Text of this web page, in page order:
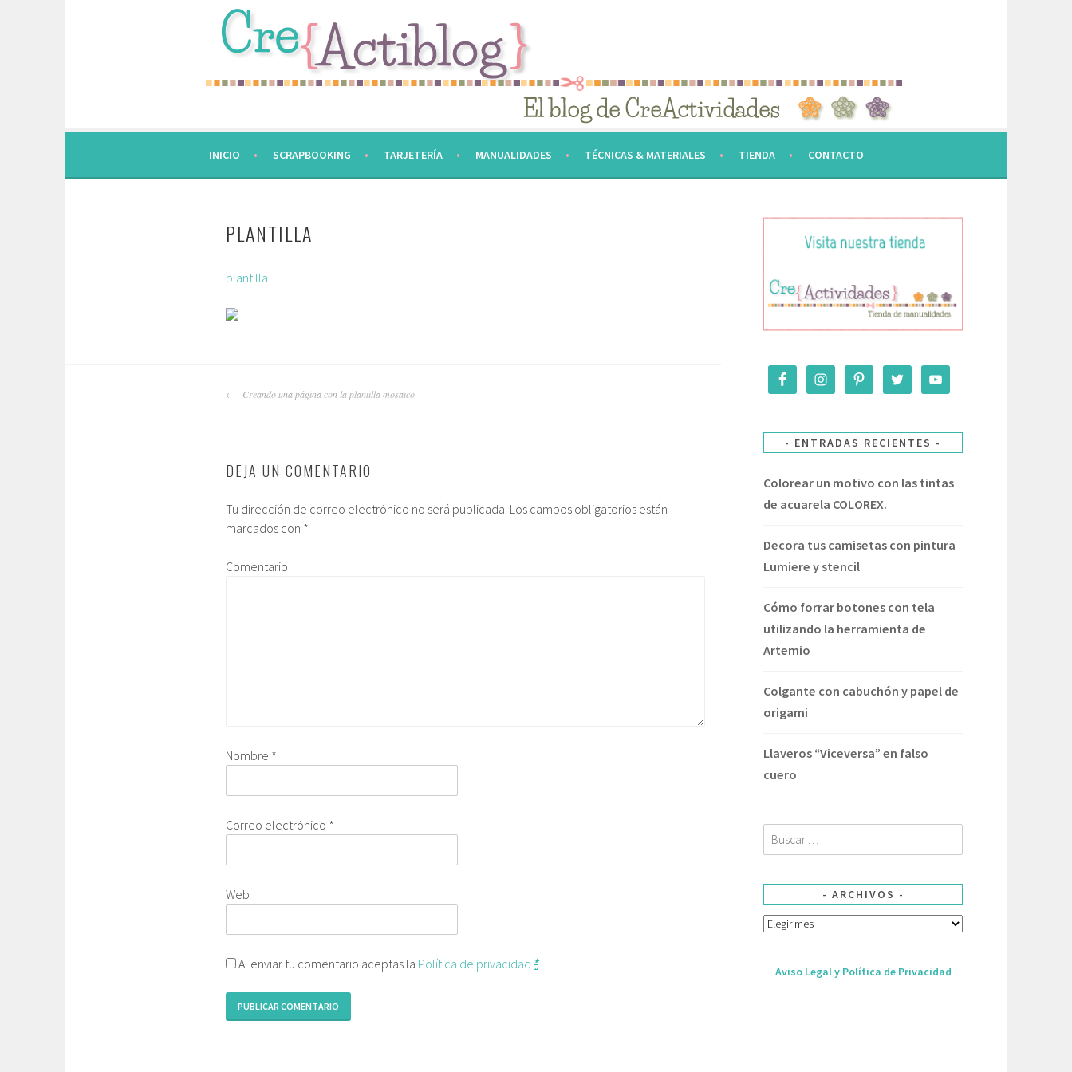
INICIO SCRAPBOOKING TARJETERÍA MANUALIDADES TÉCNICAS & MATERIALES TIENDA CONTACTO
PLANTILLA
plantilla
NAVEGADOR
Creando una página con la plantilla mosaico
DEJA UN COMENTARIO
Tu dirección de correo electrónico no será publicada. Los campos obligatorios están
marcados con *
Comentario
Nombre *
Correo electrónico *
Web
Al enviar tu comentario aceptas la Política de privacidad *
ENTRADAS RECIENTES
Colorear un motivo con las tintas
de acuarela COLOREX.
Decora tus camisetas con pintura
Lumiere y stencil
Cómo forrar botones con tela
utilizando la herramienta de
Artemio
Colgante con cabuchón y papel de
origami
Llaveros “Viceversa” en falso
cuero
Buscar:
ARCHIVOS
Archivos
Aviso Legal y Política de Privacidad